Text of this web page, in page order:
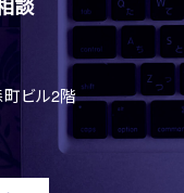
談
ビル2階